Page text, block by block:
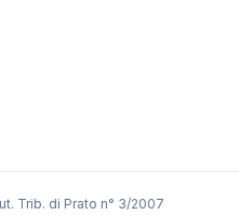
Trib. di Prato n° 3/2007